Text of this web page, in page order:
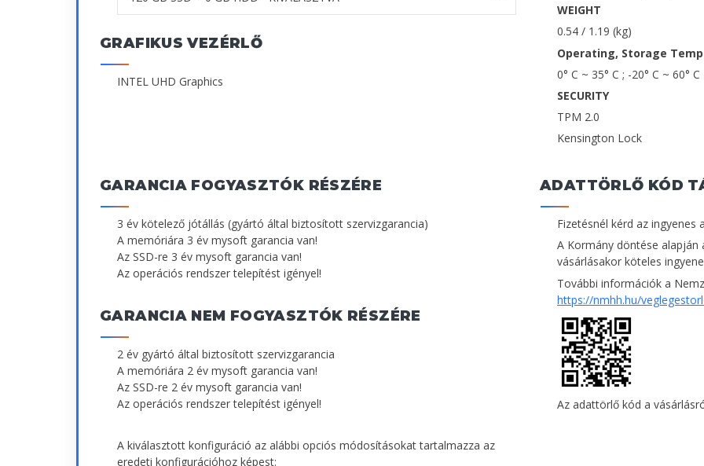
GRAFIKUS VEZÉRLŐ
INTEL UHD Graphics
WEIGHT
0.54 / 1.19 (kg)
Operating, Storage
0° C ~ 35° C ; -20° C ~ 60° C
SECURITY
TPM 2.0
Kensington Lock
GARANCIA FOGYASZTÓK RÉSZÉRE
3 év kötelező jótállás (gyártó által biztosított szervizgarancia)
A memóriára 3 év mysoft garancia van!
Az SSD-re 3 év mysoft garancia van!
Az operációs rendszer telepítést igényel!
GARANCIA NEM FOGYASZTÓK RÉSZÉRE
2 év gyártó által biztosított szervizgarancia
A memóriára 2 év mysoft garancia van!
Az SSD-re 2 év mysoft garancia van!
Az operációs rendszer telepítést igényel!
A kiválasztott konfiguráció az alábbi opciós módosításokat tartalmazza az
eredeti konfigurációhoz képest:
ADATTÖRLŐ KÓD
Fizetésnél kérd az
A Kormány döntése
vásárlásakor köteles
További információk a
https://nmhh.hu/
Az adattörlő kód a